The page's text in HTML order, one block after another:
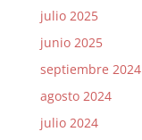
julio 2025
junio 2025
septiembre 2024
agosto 2024
julio 2024